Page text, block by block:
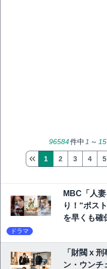
96584件中 1 ～ 15
1 2 3 4 5
MBC「人
り！“ポス
を早くも確
ドラマ
「財閥 x
ン・ウンチ